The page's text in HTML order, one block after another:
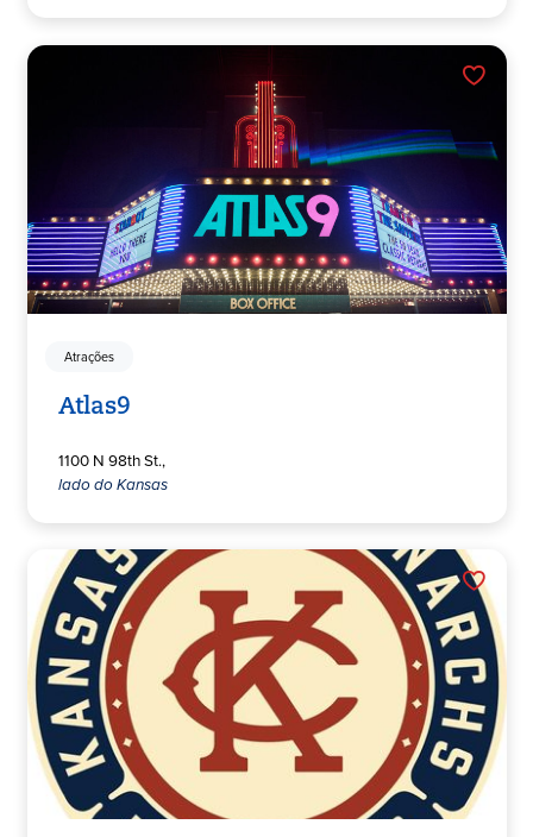
Atrações
Atlas9
1100 N 98th St.,
lado do Kansas